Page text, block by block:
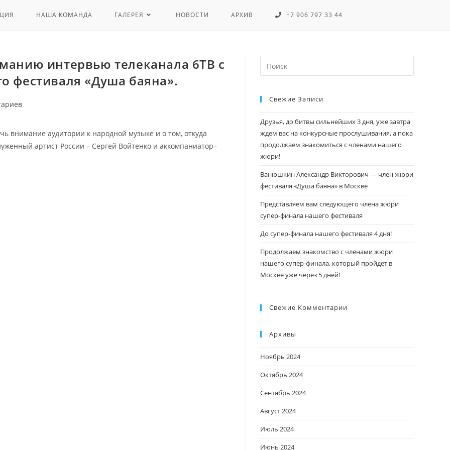
НАША КОМАНДА ГАЛЕРЕЯ НОВОСТИ АРХИВ +7 906 797 33 44
интервью телеканала 6ТВ с
фестиваля «Душа баяна».
внимание аудитории к народной музыке и о том, откуда
артист России – Сергей Войтенко и аккомпаниатор–
Свежие Записи
Друзья, до битвы сильнейших 3 дня, уже завтра
ждем вас на конкурсные прослушивания, а пока
продолжаем знакомиться с членами нашего
жюри!
Ванюшкин Александр Викторович — член жюри
фестиваля «Душа баяна» в Москве
Представляем вам следующего члена жюри
супер-финала нашего фестиваля
До супер-финала нашего фестиваля 4 дня!
Продолжаем знакомство с членами жюри
нашего супер-финала, который пройдет в
Москве уже через 5 дней!
Свежие Комментарии
Архивы
Ноябрь 2024
Октябрь 2024
Сентябрь 2024
Август 2024
Июль 2024
Июнь 2024